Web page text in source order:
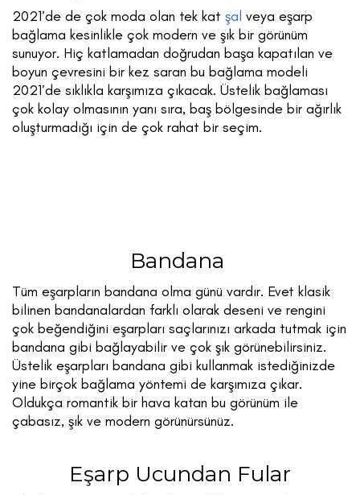
2021’de de çok moda olan tek kat şal veya eşarp
bağlama kesinlikle çok modern ve şık bir görünüm
sunuyor. Hiç katlamadan doğrudan başa kapatılan ve
boyun çevresini bir kez saran bu bağlama modeli
2021’de sıklıkla karşımıza çıkacak. Üstelik bağlaması
çok kolay olmasının yanı sıra, baş bölgesinde bir ağırlık
oluşturmadığı için de çok rahat bir seçim.
Bandana
Tüm eşarpların bandana olma günü vardır. Evet klasik
bilinen bandanalardan farklı olarak deseni ve rengini
çok beğendiğini eşarpları saçlarınızı arkada tutmak için
bandana gibi bağlayabilir ve çok şık görünebilirsiniz.
Üstelik eşarpları bandana gibi kullanmak istediğinizde
yine birçok bağlama yöntemi de karşımıza çıkar.
Oldukça romantik bir hava katan bu görünüm ile
çabasız, şık ve modern görünürsünüz.
Eşarp Ucundan Fular